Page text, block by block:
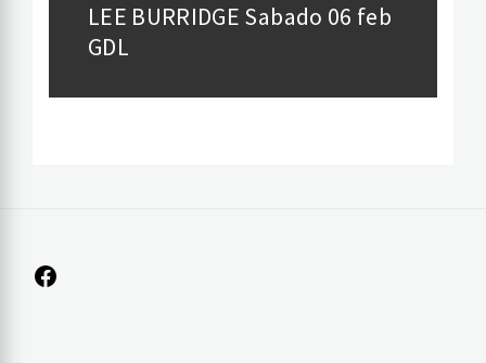
Next
post:
LEE BURRIDGE Sabado 06 feb
GDL
Facebook